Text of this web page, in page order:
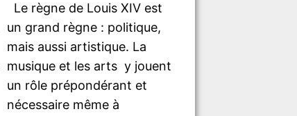
Le règne de Louis XIV est
un grand règne : politique,
mais aussi artistique. La
musique et les arts y jouent
un rôle prépondérant et
nécessaire même à